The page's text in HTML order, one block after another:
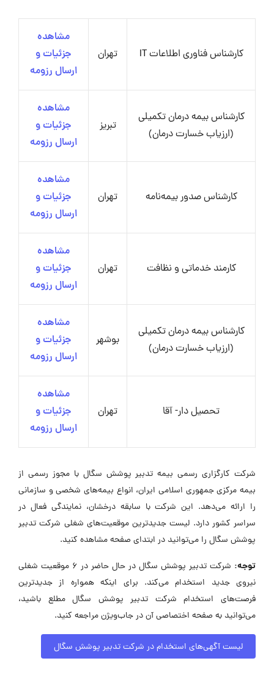
کارشناس فناوری اطلاعات IT تهران
مشاهده
جزئیات و
ارسال رزومه
کارشناس بیمه درمان تکمیلی
(ارزیاب خسارت درمان)
تبریز
مشاهده
جزئیات و
ارسال رزومه
کارشناس صدور بیمه‌نامه تهران
مشاهده
جزئیات و
ارسال رزومه
کارمند خدماتی و نظافت تهران
مشاهده
جزئیات و
ارسال رزومه
کارشناس بیمه درمان تکمیلی
(ارزیاب خسارت درمان)
بوشهر
مشاهده
جزئیات و
ارسال رزومه
تحصیل دار- آقا تهران
مشاهده
جزئیات و
ارسال رزومه
شرکت کارگزاری رسمی بیمه تدبیر پوشش سگال با مجوز رسمی از
بیمه مرکزی جمهوری اسلامی ایران، انواع بیمه‌های شخصی و سازمانی
را ارائه می‌دهد. این شرکت با سابقه درخشان، نمایندگی فعال در
سراسر کشور دارد. لیست جدیدترین موقعیت‌های شغلی شرکت تدبیر
پوشش سگال را می‌توانید در ابتدای صفحه مشاهده کنید.
توجه:
شرکت تدبیر پوشش سگال در حال حاضر در ۶ موقعیت شغلی
نیروی جدید استخدام می‌کند. برای اینکه همواره از جدیدترین
فرصت‌های استخدام شرکت تدبیر پوشش سگال مطلع باشید،
می‌توانید به صفحه اختصاصی آن در جاب‌ویژن مراجعه کنید.
لیست آگهی‌های استخدام در شرکت تدبیر پوشش سگال